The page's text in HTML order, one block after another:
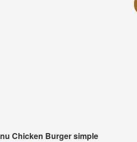
Chicken Burger simple